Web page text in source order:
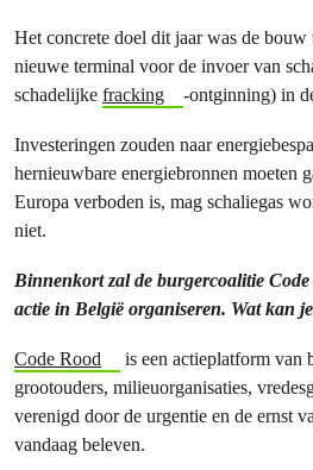
Het concrete doel dit jaar was de bouw
nieuwe terminal voor de invoer van
schadelijke fracking -ontginning) in
Investeringen zouden naar
hernieuwbare energiebronnen moeten
Europa verboden is, mag schaliegas
niet.
Binnenkort zal de burgercoalitie
actie in België organiseren. Wat kan
Code Rood
is een actieplatform van
grootouders, milieuorganisaties,
verenigd door de urgentie en de ernst
vandaag beleven.